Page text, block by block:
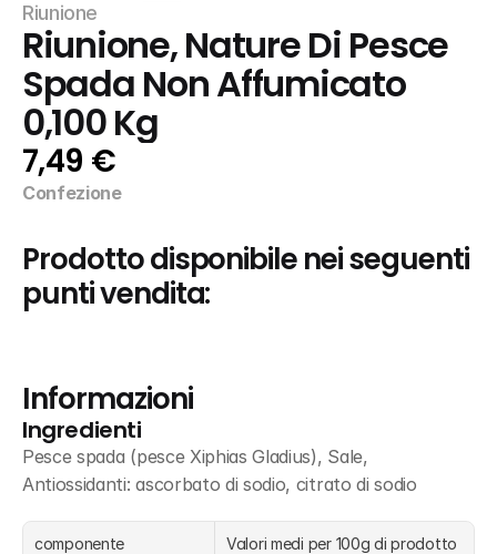
Riunione
Riunione, Nature Di Pesce
Spada Non Affumicato
0,100 Kg
7,49 €
Confezione
Prodotto disponibile nei seguenti
punti vendita:
Informazioni
Ingredienti
Pesce spada (pesce Xiphias Gladius), Sale,
Antiossidanti: ascorbato di sodio, citrato di sodio
componente Valori medi per 100g di prodotto